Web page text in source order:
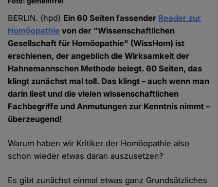
BERLIN. (hpd) Ein 60 Seiten fassender Reader zur
Homöopathie von der "Wissenschaftlichen
Gesellschaft für Homöopathie" (WissHom) ist
erschienen, der angeblich die Wirksamkeit der
Hahnemannschen Methode belegt. 60 Seiten, das
klingt zunächst mal toll. Das klingt – auch wenn man
darin liest und die vielen wissenschaftlichen
Fachbegriffe und Anmutungen zur Kenntnis nimmt –
überzeugend!
Warum haben wir Kritiker der Homöopathie also
schon wieder etwas daran auszusetzen?
Es gibt zunächst einmal etwas ganz Grundsätzliches